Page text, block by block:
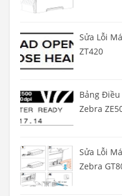
Sửa Lỗi
ZT420
Bảng
Zebra
Sửa Lỗi
Zebra